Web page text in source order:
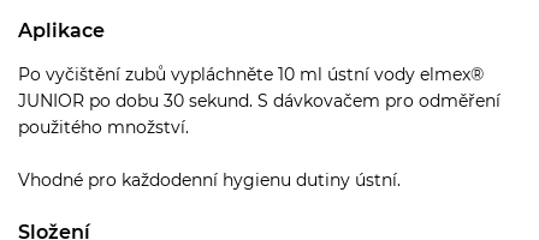
Aplikace
Po vyčištění zubů vypláchněte 10 ml ústní vody elmex®
JUNIOR po dobu 30 sekund. S dávkovačem pro odměření
použitého množství.
Vhodné pro každodenní hygienu dutiny ústní.
Složení